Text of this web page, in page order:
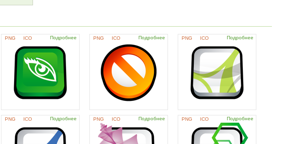
PNG ICO Подробнее PNG ICO Подробнее PNG ICO Подробнее
PNG ICO Подробнее PNG ICO Подробнее PNG ICO Подробнее